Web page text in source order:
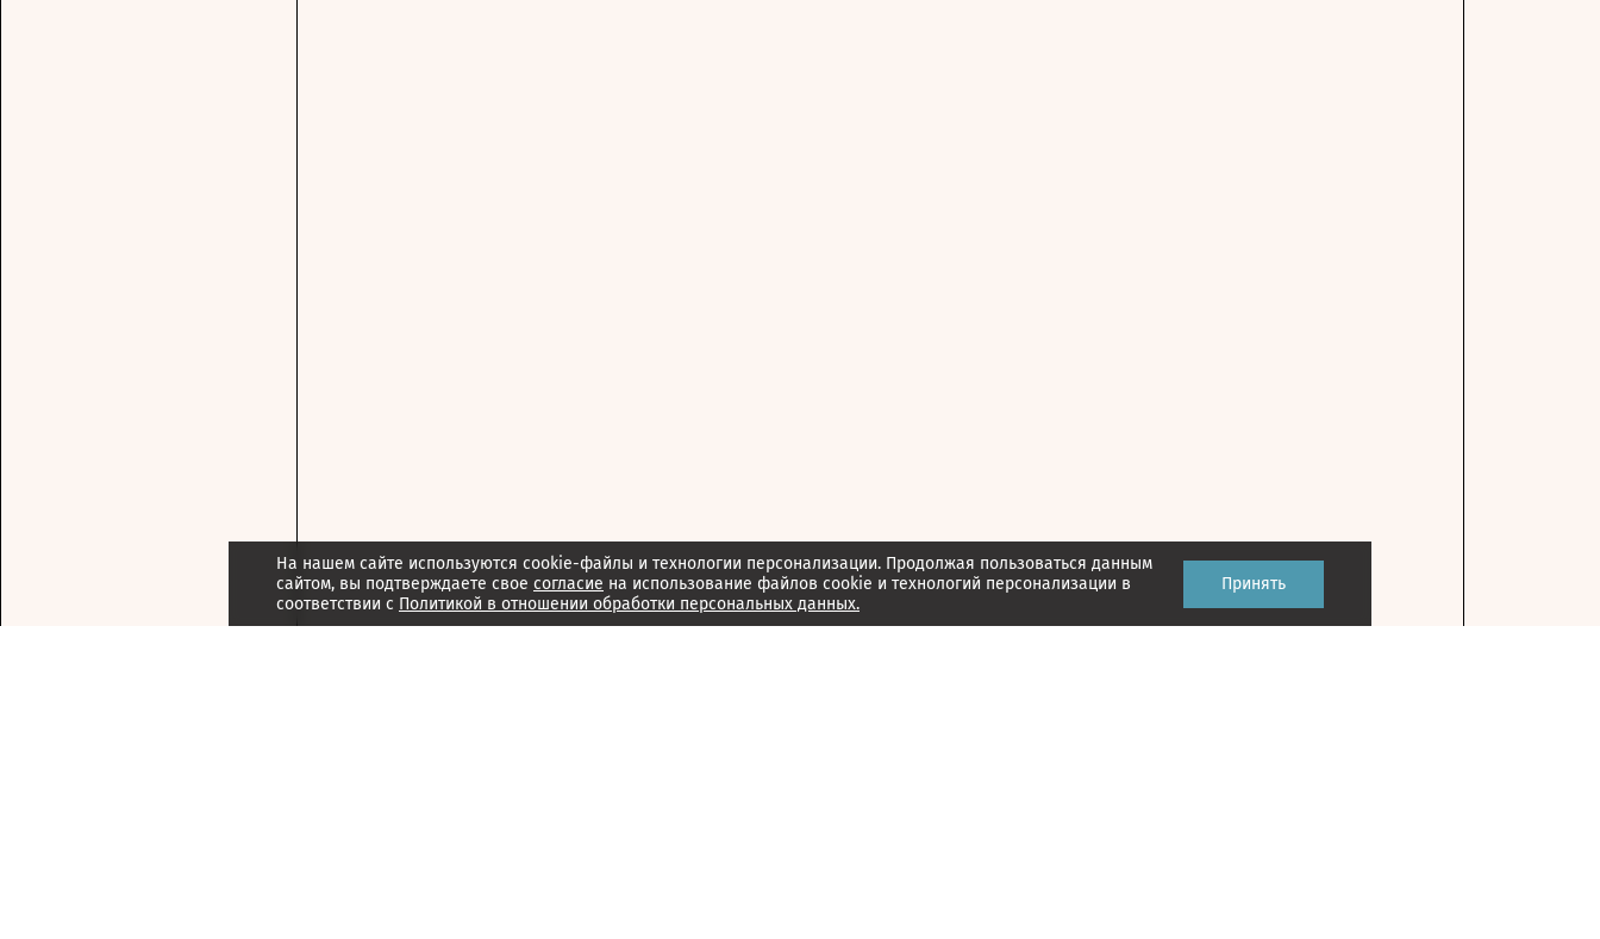
На нашем сайте используются cookie-файлы и технологии персонализации. Продолжая пользоваться данным
сайтом, вы подтверждаете свое согласие на использование файлов cookie и технологий персонализации в
соответствии с Политикой в отношении обработки персональных данных.
Принять